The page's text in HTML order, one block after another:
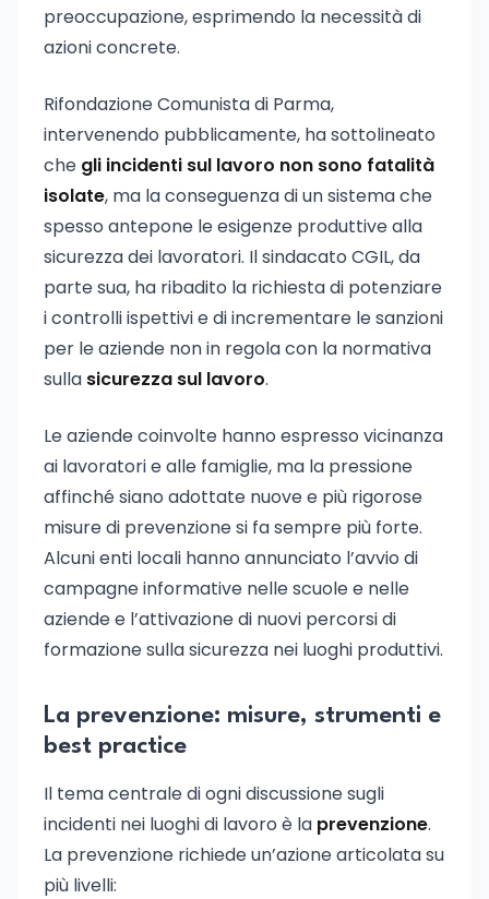
preoccupazione, esprimendo la necessità di
azioni concrete.
Rifondazione Comunista di Parma,
intervenendo pubblicamente, ha sottolineato
che gli incidenti sul lavoro non sono fatalità
isolate, ma la conseguenza di un sistema che
spesso antepone le esigenze produttive alla
sicurezza dei lavoratori. Il sindacato CGIL, da
parte sua, ha ribadito la richiesta di potenziare
i controlli ispettivi e di incrementare le sanzioni
per le aziende non in regola con la normativa
sulla sicurezza sul lavoro.
Le aziende coinvolte hanno espresso vicinanza
ai lavoratori e alle famiglie, ma la pressione
affinché siano adottate nuove e più rigorose
misure di prevenzione si fa sempre più forte.
Alcuni enti locali hanno annunciato l’avvio di
campagne informative nelle scuole e nelle
aziende e l’attivazione di nuovi percorsi di
formazione sulla sicurezza nei luoghi produttivi.
La prevenzione: misure, strumenti e
best practice
Il tema centrale di ogni discussione sugli
incidenti nei luoghi di lavoro è la prevenzione.
La prevenzione richiede un’azione articolata su
più livelli: